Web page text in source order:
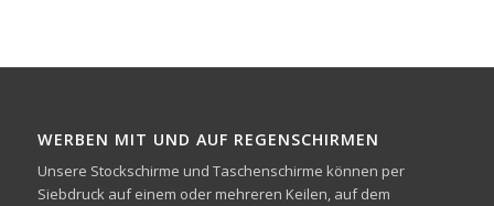
WERBEN MIT UND AUF REGENSCHIRMEN
Unsere Stockschirme und Taschenschirme können per
Siebdruck auf einem oder mehreren Keilen, auf dem